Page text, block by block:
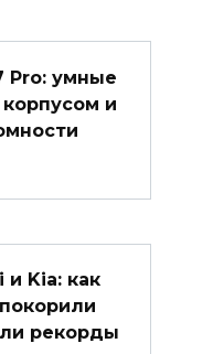
Pro: умные
и
Kia: как
рекорды